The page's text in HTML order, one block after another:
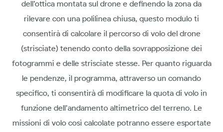
dell’ottica montata sul drone e definendo la zona da
rilevare con una polilinea chiusa, questo modulo ti
consentirà di calcolare il percorso di volo del drone
(strisciate) tenendo conto della sovrapposizione dei
fotogrammi e delle strisciate stesse. Per quanto riguarda
le pendenze, il programma, attraverso un comando
specifico, ti consentirà di modificare la quota di volo in
funzione dell’andamento altimetrico del terreno. Le
missioni di volo così calcolate potranno essere esportate